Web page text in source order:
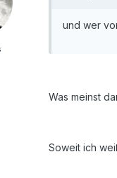
und wer
Was meinst
Soweit ich